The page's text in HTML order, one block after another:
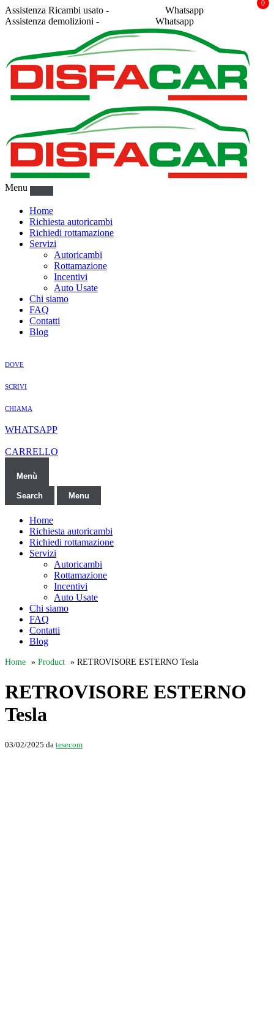
Assistenza Ricambi usato -
Whatsapp
Assistenza demolizioni -
Whatsapp
Menu
Home
Richiesta autoricambi
Richiedi rottamazione
Servizi
Autoricambi
Rottamazione
Incentivi
Auto Usate
Chi siamo
FAQ
Contatti
Blog
DOVE
SCRIVI
CHIAMA
WHATSAPP
0
CARRELLO
Menù
Search Menu
Home
Richiesta autoricambi
Richiedi rottamazione
Servizi
Autoricambi
Rottamazione
Incentivi
Auto Usate
Chi siamo
FAQ
Contatti
Blog
Home » Product » RETROVISORE ESTERNO Tesla
RETROVISORE ESTERNO
Tesla
03/02/2025 da tesecom